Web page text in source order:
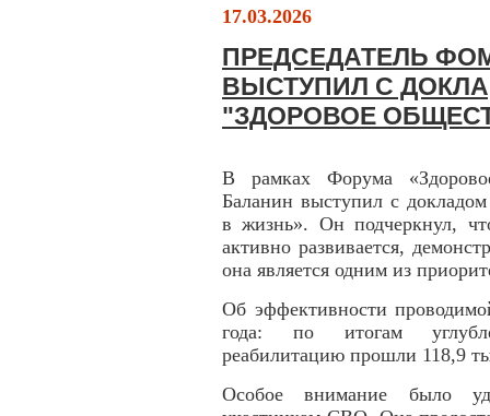
17.03.2026
ПРЕДСЕДАТЕЛЬ
ВЫСТУПИЛ С
"ЗДОРОВОЕ
В рамках Форума
Баланин выступил с
в жизнь». Он подчеркнул,
активно развивается,
она является одним из
Об эффективности
года: по итогам
реабилитацию прошли 118,9
Особое внимание было